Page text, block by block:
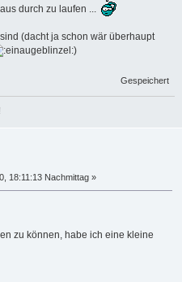
durch zu laufen ...
(dacht ja schon wär überhaupt
)
Gespeichert
18:11:13 Nachmittag »
zu können, habe ich eine kleine